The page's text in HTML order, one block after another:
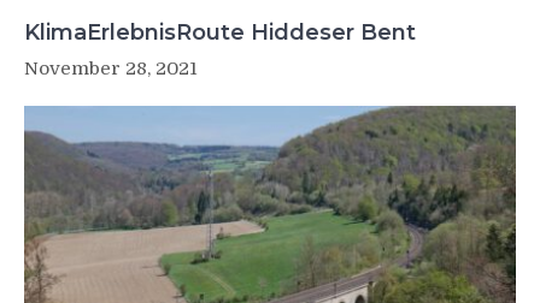
KlimaErlebnisRoute Hiddeser Bent
November 28, 2021